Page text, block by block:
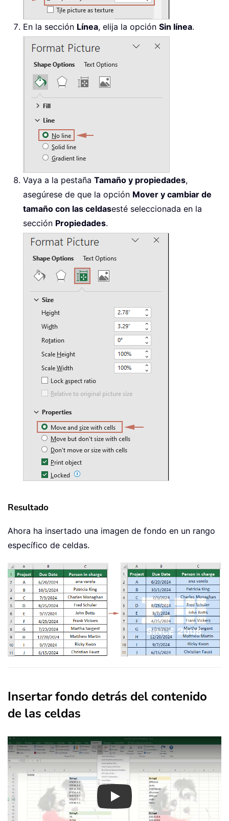
En la sección Línea, elija la opción Sin línea.
Vaya a la pestaña Tamaño y propiedades,
asegúrese de que la opción Mover y cambiar de
tamaño con las celdasesté seleccionada en la
sección Propiedades.
Resultado
Ahora ha insertado una imagen de fondo en un rango
específico de celdas.
Insertar fondo detrás del contenido
de las celdas
Play